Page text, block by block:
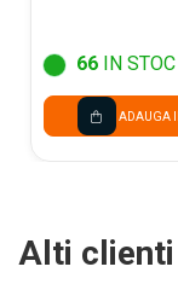
66 IN STOC
ADAUGA
Alti